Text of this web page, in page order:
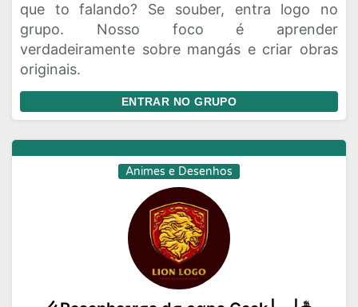
que to falando? Se souber, entra logo no
grupo. Nosso foco é aprender
verdadeiramente sobre mangás e criar obras
originais.
ENTRAR NO GRUPO
Animes e Desenhos